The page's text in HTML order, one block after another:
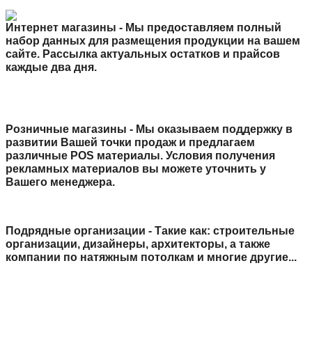
Интернет магазины - Мы предоставляем полный
набор данных для размещения продукции на вашем
сайте. Рассылка актуальных остатков и прайсов
каждые два дня.
Розничные магазины - Мы оказываем поддержку в
развитии Вашей точки продаж и предлагаем
различные POS материалы. Условия получения
рекламных материалов вы можете уточнить у
Вашего менеджера.
Подрядные организации - Такие как: строительные
организации, дизайнеры, архитекторы, а также
компании по натяжным потолкам и многие другие...